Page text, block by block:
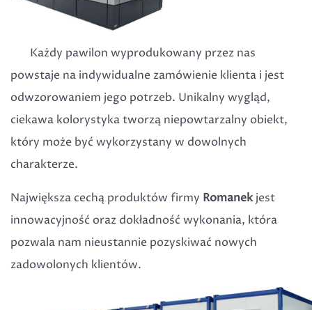
Każdy pawilon wyprodukowany przez nas
powstaje na indywidualne zamówienie klienta i jest
odwzorowaniem jego potrzeb. Unikalny wygląd,
ciekawa kolorystyka tworzą niepowtarzalny obiekt,
który może być wykorzystany w dowolnych
charakterze.
Największa cechą produktów firmy Romanekjest
innowacyjność oraz dokładność wykonania, która
pozwala nam nieustannie pozyskiwać nowych
zadowolonych klientów.